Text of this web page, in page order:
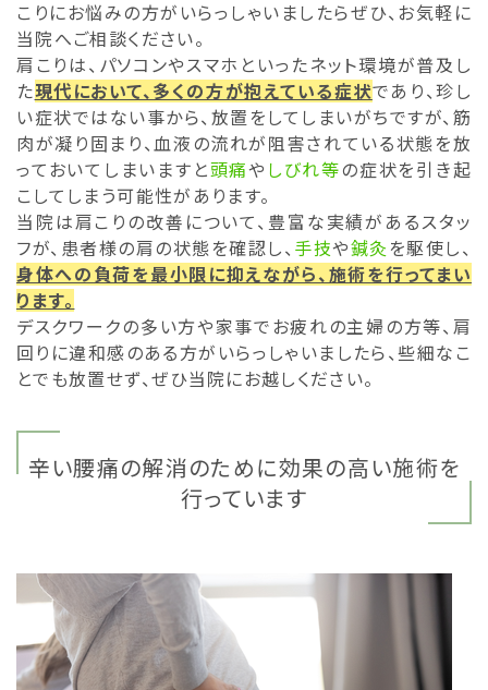
こりにお悩みの方がいらっしゃいましたらぜひ、お気軽に
当院へご相談ください。
肩こりは、パソコンやスマホといったネット環境が普及し
た現代において、多くの方が抱えている症状であり、珍し
い症状ではない事から、放置をしてしまいがちですが、筋
肉が凝り固まり、血液の流れが阻害されている状態を放
っておいてしまいますと頭痛や しびれ等の症状を引き起
こしてしまう可能性があります。
当院は肩こりの改善について、豊富な実績があるスタッ
フが、患者様の肩の状態を確認し、 手技や鍼灸を駆使し、
身体への負荷を最小限に抑えながら、施術を行ってまい
ります。
デスクワークの多い方や家事でお疲れの主婦の方等、肩
回りに違和感のある方がいらっしゃいましたら、些細なこ
とでも放置せず、ぜひ当院にお越しください。
辛い腰痛の解消のために効果の高い施術を
行っています